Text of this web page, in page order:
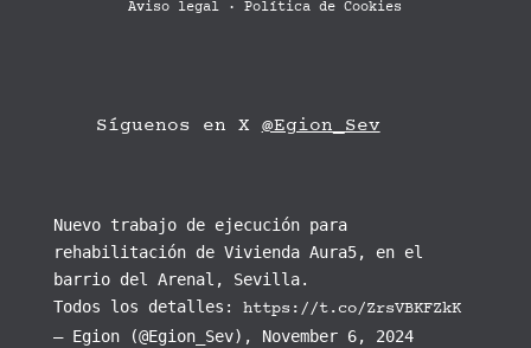
Aviso legal ·Política de Cookies
Síguenos en X @Egion_Sev
Nuevo trabajo de ejecución para
rehabilitación de Vivienda Aura5, en el
barrio del Arenal, Sevilla.
Todos los detalles: https://t.co/ZrsVBKFZkK
— Egion (@Egion_Sev), November 6, 2024